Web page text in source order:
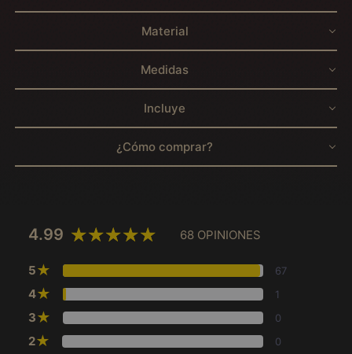
Material
Medidas
Incluye
¿Cómo comprar?
4.99 68 OPINIONES
5★ 67
4★ 1
3★ 0
2★ 0